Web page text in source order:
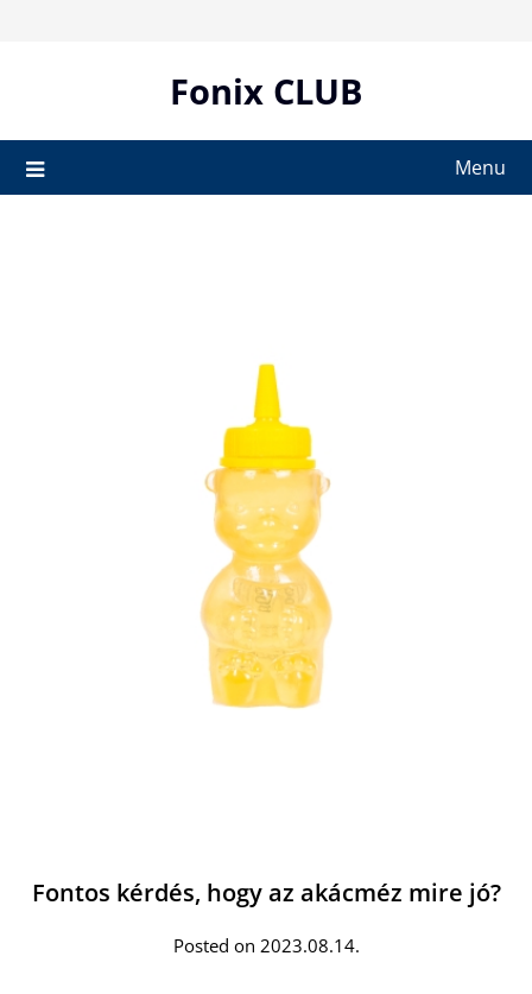
Fonix CLUB
Menu
Fontos kérdés, hogy az akácméz mire jó?
Posted on 2023.08.14.